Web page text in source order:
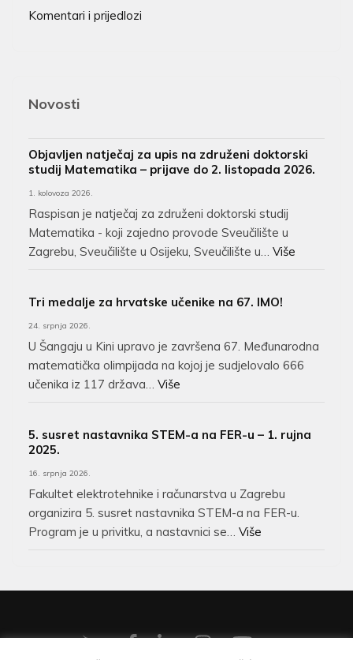
Komentari i prijedlozi
Novosti
Objavljen natječaj za upis na združeni doktorski
studij Matematika – prijave do 2. listopada 2026.
1. kolovoza 2026.
Raspisan je natječaj za združeni doktorski studij
Matematika - koji zajedno provode Sveučilište u
Zagrebu, Sveučilište u Osijeku, Sveučilište u… Više
Tri medalje za hrvatske učenike na 67. IMO!
24. srpnja 2026.
U Šangaju u Kini upravo je završena 67. Međunarodna
matematička olimpijada na kojoj je sudjelovalo 666
učenika iz 117 država… Više
5. susret nastavnika STEM-a na FER-u – 1. rujna
2025.
16. srpnja 2026.
Fakultet elektrotehnike i računarstva u Zagrebu
organizira 5. susret nastavnika STEM-a na FER-u.
Program je u privitku, a nastavnici se… Više